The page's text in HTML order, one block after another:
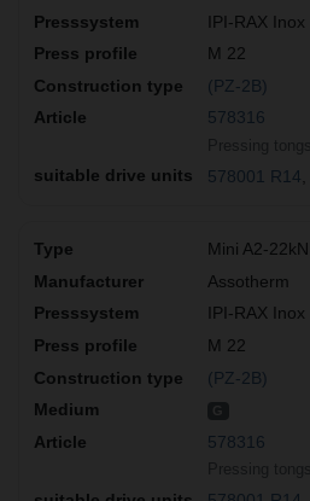
IPI-RAX Inox
M 22
(PZ-2B)
578316
578001 R14
Mini A2-22kN
Assotherm
IPI-RAX Inox
M 22
(PZ-2B)
578316